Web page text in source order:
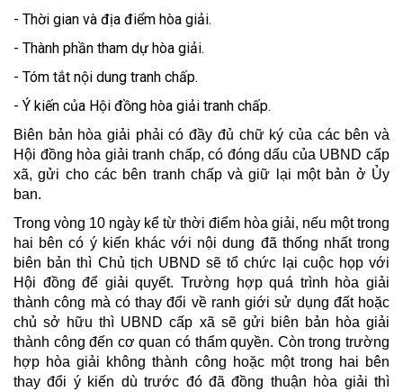
- Thời gian và địa điểm hòa giải.
- Thành phần tham dự hòa giải.
- Tóm tắt nội dung tranh chấp.
- Ý kiến của Hội đồng hòa giải tranh chấp.
Biên bản hòa giải phải có đầy đủ chữ ký của các bên và
Hội đồng hòa giải tranh chấp, có đóng dấu của UBND cấp
xã, gửi cho các bên tranh chấp và giữ lại một bản ở Ủy
ban.
Trong vòng 10 ngày kể từ thời điểm hòa giải, nếu một trong
hai bên có ý kiến khác với nội dung đã thống nhất trong
biên bản thì Chủ tịch UBND sẽ tổ chức lại cuộc họp với
Hội đồng để giải quyết. Trường hợp quá trình hòa giải
thành công mà có thay đổi về ranh giới sử dụng đất hoặc
chủ sở hữu thì UBND cấp xã sẽ gửi biên bản hòa giải
thành công đến cơ quan có thẩm quyền. Còn trong trường
hợp hòa giải không thành công hoặc một trong hai bên
thay đổi ý kiến dù trước đó đã đồng thuận hòa giải thì